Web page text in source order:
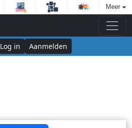
Meer
Log in Aanmelden